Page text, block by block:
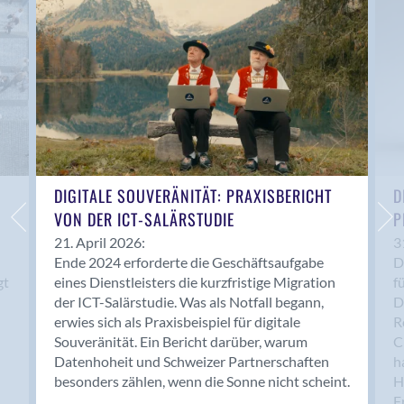
Anwil
Appenzell
Au SG
Baar
Baden
Balsthal
Balzers
Basel
Bassersdorf
Belp
Bendern
Benken (SG)
Bergdietikon
Berlin
Bern
Bern - Liebefeld
DIGITALE SOUVERÄNITÄT: PRAXISBERICHT
VON DER ICT-SALÄRSTUDIE
21. April 2026:
Ende 2024 erforderte die Geschäftsaufgabe
eines Dienstleisters die kurzfristige Migration
der ICT-Salärstudie. Was als Notfall begann,
erwies sich als Praxisbeispiel für digitale
Souveränität. Ein Bericht darüber, warum
Datenhoheit und Schweizer Partnerschaften
besonders zählen, wenn die Sonne nicht scheint.